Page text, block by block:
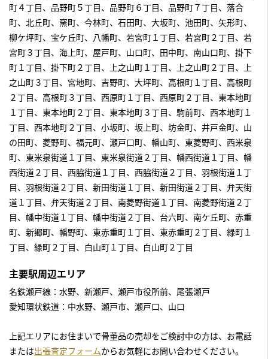
町４丁目、品野町５丁目、品野町６丁目、品野町７丁目、落合
町、北丘町、窯町、今林町、石田町、大坂町、池田町、矢形町、
柳ケ坪町、宝ケ丘町、八幡町、若宮町１丁目、若宮町２丁目、若
宮町３丁目、海上町、屋戸町、山口町、田中町、南山口町、掛下
町１丁目、掛下町２丁目、上之山町１丁目、上之山町２丁目、上
之山町３丁目、宮地町、吉野町、大坪町、高根町１丁目、高根町
２丁目、高根町３丁目、西原町１丁目、西原町２丁目、東本地町
１丁目、東本地町２丁目、東本地町３丁目、駒前町、西本地町１
丁目、西本地町２丁目、小坂町、坂上町、坊金町、井戸金町、山
の田町、菱野町、福元町、瀬戸口町、幡山町、東菱野町、西米泉
町、東米泉街道１丁目、東米泉街道２丁目、幡西街道１丁目、幡
西街道２丁目、西脇街道１丁目、西脇街道２丁目、羽根街道１丁
目、羽根街道２丁目、新田街道１丁目、新田街道２丁目、弁天街
道１丁目、弁天街道２丁目、南菱野街道１丁目、南菱野街道２丁
目、幡中街道１丁目、幡中街道２丁目、台六町、南ケ丘町、赤重
町、新郷町、幡野町、東赤重町１丁目、東赤重町２丁目、緑町１
丁目、緑町２丁目、白山町１丁目、白山町２丁目
主要駅周辺エリア
名鉄瀬戸線：水野、新瀬戸、瀬戸市役所前、尾張瀬戸
愛知環状鉄道：中水野、瀬戸市、瀬戸口、山口
上記エリアにお住まいで骨董品の売却をご検討中の方は、お電話
または出張査定フォームからお気軽にお問い合わせください。